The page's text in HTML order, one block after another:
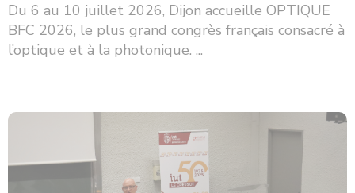
Du 6 au 10 juillet 2026, Dijon accueille OPTIQUE
BFC 2026, le plus grand congrès français consacré à
l’optique et à la photonique. ...